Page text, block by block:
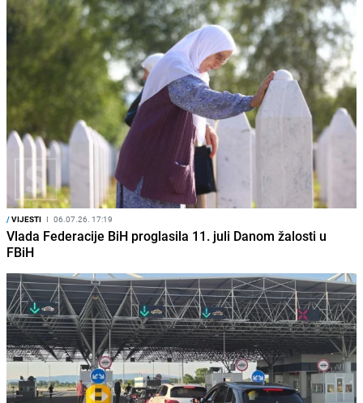
/VIJESTI I 06.07.26. 17:19
Vlada Federacije BiH proglasila 11. juli Danom žalosti u
FBiH